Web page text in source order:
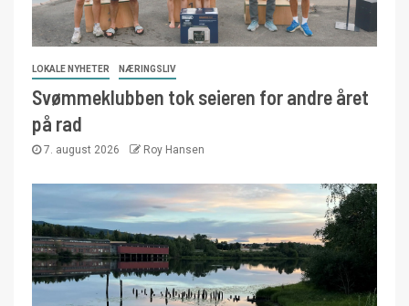
LOKALE NYHETER NÆRINGSLIV
Svømmeklubben tok seieren for andre året
på rad
7. august 2026 Roy Hansen